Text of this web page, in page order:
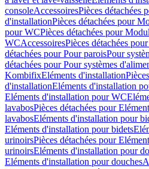
consoleAccessoiresPièces détachées
d'installationPièces détachées pour
pour WCPièces détachées pour
WCAccessoiresPièces détachées
détachées pour Pour paroisPour
détachées pour Pour systèmes
KombifixEléments d'installation
d'installationEléments d'installation
Eléments d'installation pour WC
lavabosPièces détachées pour
lavabosEléments d'installation pour
Eléments d'installation pour bidets
urinoirsPièces détachées pour
urinoirsEléments d'installation pour
Eléments d'installation pour douches